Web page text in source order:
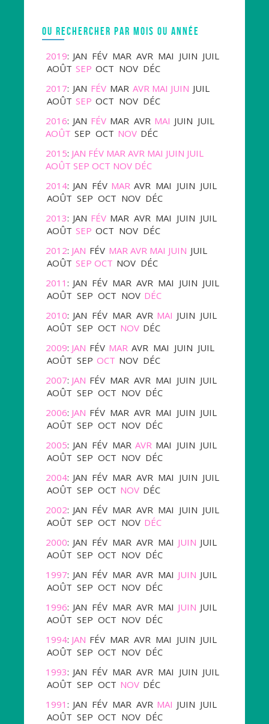
OU RECHERCHER PAR MOIS OU ANNÉE
2019: JAN FÉV MAR AVR MAI JUIN JUIL
AOÛT SEP OCT NOV DÉC
2017: JAN FÉV MAR AVR MAI JUIN JUIL
AOÛT SEP OCT NOV DÉC
2016: JAN FÉV MAR AVR MAI JUIN JUIL
AOÛT SEP OCT NOV DÉC
2015: JAN FÉV MAR AVR MAI JUIN JUIL
AOÛT SEP OCT NOV DÉC
2014: JAN FÉV MAR AVR MAI JUIN JUIL
AOÛT SEP OCT NOV DÉC
2013: JAN FÉV MAR AVR MAI JUIN JUIL
AOÛT SEP OCT NOV DÉC
2012: JAN FÉV MAR AVR MAI JUIN JUIL
AOÛT SEP OCT NOV DÉC
2011 : JAN FÉV MAR AVR MAI JUIN JUIL
AOÛT SEP OCT NOV DÉC
2010: JAN FÉV MAR AVR MAI JUIN JUIL
AOÛT SEP OCT NOV DÉC
2009: JAN FÉV MAR AVR MAI JUIN JUIL
AOÛT SEP OCT NOV DÉC
2007: JAN FÉV MAR AVR MAI JUIN JUIL
AOÛT SEP OCT NOV DÉC
2006: JAN FÉV MAR AVR MAI JUIN JUIL
AOÛT SEP OCT NOV DÉC
2005: JAN FÉV MAR AVR MAI JUIN JUIL
AOÛT SEP OCT NOV DÉC
2004: JAN FÉV MAR AVR MAI JUIN JUIL
AOÛT SEP OCT NOV DÉC
2002: JAN FÉV MAR AVR MAI JUIN JUIL
AOÛT SEP OCT NOV DÉC
2000: JAN FÉV MAR AVR MAI JUIN JUIL
AOÛT SEP OCT NOV DÉC
1997: JAN FÉV MAR AVR MAI JUIN JUIL
AOÛT SEP OCT NOV DÉC
1996: JAN FÉV MAR AVR MAI JUIN JUIL
AOÛT SEP OCT NOV DÉC
1994: JAN FÉV MAR AVR MAI JUIN JUIL
AOÛT SEP OCT NOV DÉC
1993: JAN FÉV MAR AVR MAI JUIN JUIL
AOÛT SEP OCT NOV DÉC
1991 : JAN FÉV MAR AVR MAI JUIN JUIL
AOÛT SEP OCT NOV DÉC